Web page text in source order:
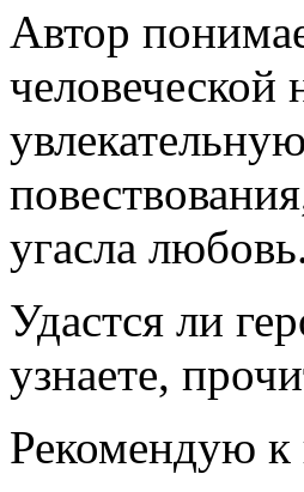
Автор
угасла
Удастся ли
узнаете,
Рекомендую